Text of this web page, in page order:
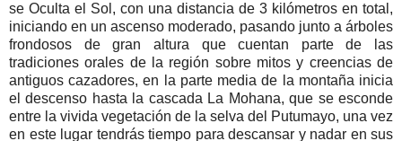
se Oculta el Sol, con una distancia de 3 kilómetros en total,
iniciando en un ascenso moderado, pasando junto a árboles
frondosos de gran altura que cuentan parte de las
tradiciones orales de la región sobre mitos y creencias de
antiguos cazadores, en la parte media de la montaña inicia
el descenso hasta la cascada La Mohana, que se esconde
entre la vivida vegetación de la selva del Putumayo, una vez
en este lugar tendrás tiempo para descansar y nadar en sus